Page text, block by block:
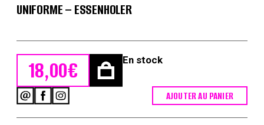
UNIFORME – ESSENHOLER
18,00€ En stock
AJOUTER AU PANIER